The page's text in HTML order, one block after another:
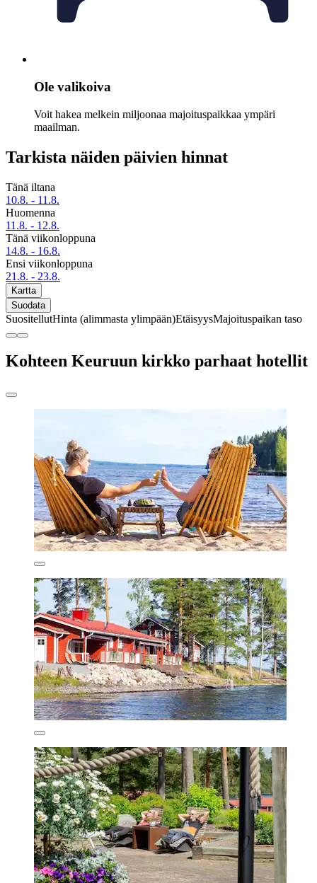
Ole valikoiva
Voit hakea melkein miljoonaa majoituspaikkaa ympäri
maailman.
Tarkista näiden päivien hinnat
Tänä iltana
10.8. - 11.8.
Huomenna
11.8. - 12.8.
Tänä viikonloppuna
14.8. - 16.8.
Ensi viikonloppuna
21.8. - 23.8.
Kartta
Suodata
SuositellutHinta (alimmasta ylimpään)EtäisyysMajoituspaikan taso
Kohteen Keuruun kirkko parhaat hotellit